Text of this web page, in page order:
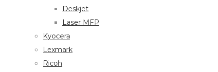
Deskjet
Laser MFP
Kyocera
Lexmark
Ricoh